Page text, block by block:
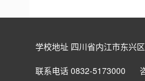
学校地址 四川省内江市东兴
联系电话 0832-5173000